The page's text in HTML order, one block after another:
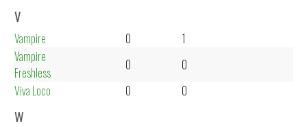
V
Vampire 0
1
Vampire
Freshless
0
0
Viva Loco
0 0
W